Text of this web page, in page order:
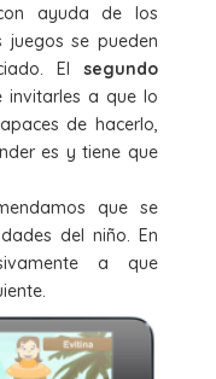
ayuda de los
se pueden
El segundo
invitarles a que lo
de hacerlo,
es y tiene que
que se
del niño. En
a que